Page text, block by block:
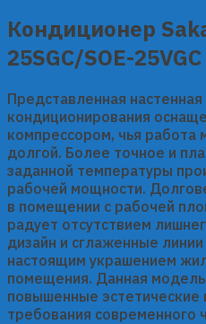
quantity
Кондиционер
25SGC/SOE-25VGC
Представленная настенная
кондиционирования
компрессором, чья работа
долгой. Более точное и
заданной температуры
рабочей мощности.
в помещении с рабочей
радует отсутствием
дизайн и сглаженные
настоящим украшением
помещения. Данная
повышенные эстетические
требования современного